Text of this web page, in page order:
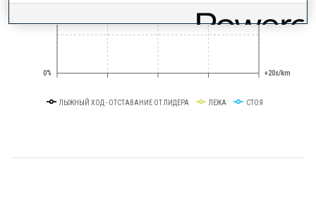
0% +20s/km
ЛЫЖНЫЙ ХОД - ОТСТАВАНИЕ ОТ ЛИДЕРА ЛЕЖА СТОЯ